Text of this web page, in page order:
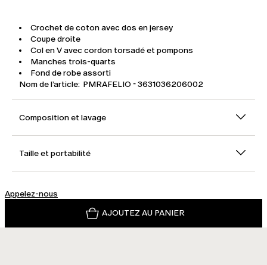
Crochet de coton avec dos en jersey
Coupe droite
Col en V avec cordon torsadé et pompons
Manches trois-quarts
Fond de robe assorti
Nom de l’article: PMRAFELIO - 3631036206002
Composition et lavage
Taille et portabilité
Appelez-nous
AJOUTEZ AU PANIER